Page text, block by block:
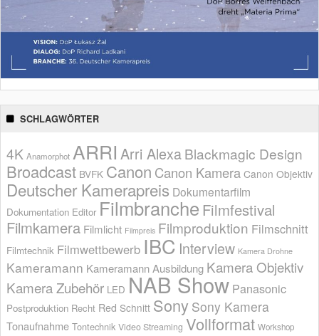
SCHLAGWÖRTER
4K Anamorphot ARRI Arri AlexaBlackmagic Design
Broadcast BVFK Canon Canon Kamera Canon Objektiv
Deutscher Kamerapreis Dokumentarfilm
Dokumentation Editor Filmbranche Filmfestival
Filmkamera Filmlicht Filmpreis Filmproduktion Filmschnitt
Filmtechnik Filmwettbewerb IBC Interview Kamera Drohne
Kameramann Kameramann Ausbildung Kamera Objektiv
Kamera Zubehör LED NAB Show Panasonic
Postproduktion Recht Red Schnitt Sony Sony Kamera
Tonaufnahme Tontechnik Video Streaming Vollformat Workshop